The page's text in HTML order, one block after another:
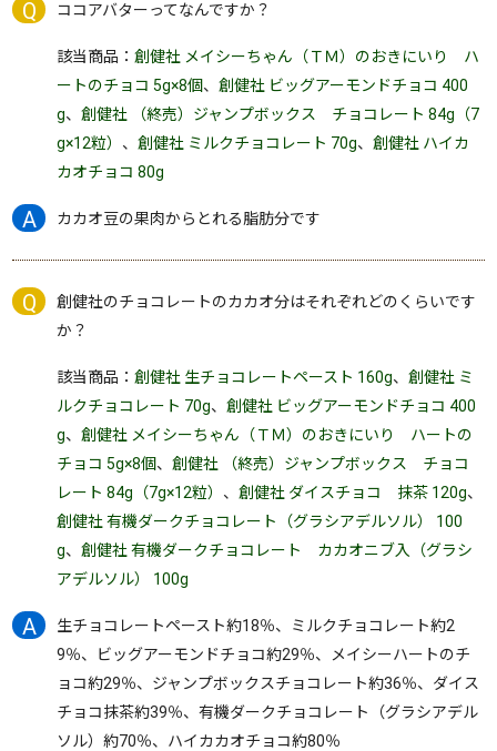
ココアバターってなんですか？
該当商品：創健社 メイシーちゃん（ＴＭ）のおきにいり ハ
ートのチョコ 5g×8個、創健社 ビッグアーモンドチョコ 400
g、創健社 （終売）ジャンプボックス チョコレート 84g（7
g×12粒） 、創健社 ミルクチョコレート 70g、創健社 ハイカ
カオチョコ 80g
カカオ豆の果肉からとれる脂肪分です
創健社のチョコレートのカカオ分はそれぞれどのくらいです
か？
該当商品：創健社 生チョコレートペースト 160g、創健社 ミ
ルクチョコレート 70g、創健社 ビッグアーモンドチョコ 400
g、創健社 メイシーちゃん（ＴＭ）のおきにいり ハートの
チョコ 5g×8個、創健社 （終売）ジャンプボックス チョコ
レート 84g（7g×12粒） 、創健社 ダイスチョコ 抹茶 120g、
創健社 有機ダークチョコレート（グラシアデルソル） 100
g、創健社 有機ダークチョコレート カカオニブ入（グラシ
アデルソル） 100g
生チョコレートペースト約18％、ミルクチョコレート約2
9％、ビッグアーモンドチョコ約29％、メイシーハートのチ
ョコ約29％、ジャンプボックスチョコレート約36％、ダイス
チョコ抹茶約39％、有機ダークチョコレート（グラシアデル
ソル）約70％、ハイカカオチョコ約80％